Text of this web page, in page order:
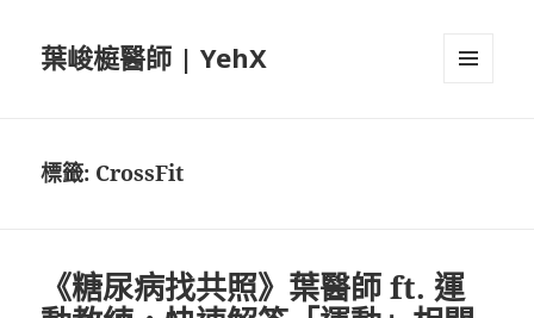
葉峻榳醫師 | YehX
標籤: CrossFit
《糖尿病找共照》葉醫師 ft. 運